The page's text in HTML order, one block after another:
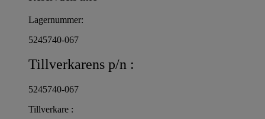
Lagernummer:
5245740-067
Tillverkarens p/n :
5245740-067
Tillverkare :